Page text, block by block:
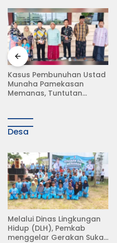
Meluruskan Penjungkir-
balikan Akal Sehat Ahli
Dalam Kasus Ijasah
Desa
Melalui Dinas Lingkungan
Hidup (DLH), Pemkab
menggelar Gerakan Suka